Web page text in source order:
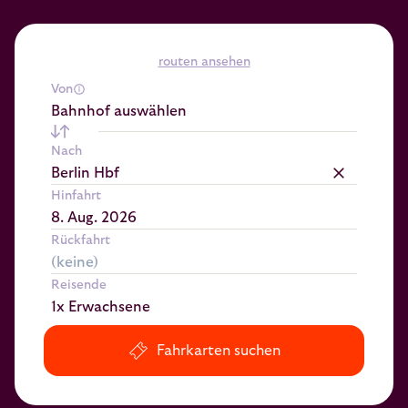
routen ansehen
Von
Bahnhof auswählen
Nach
Berlin Hbf
Hinfahrt
Rückfahrt
Reisende
1x Erwachsene
Fahrkarten suchen